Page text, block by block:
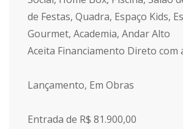
de Festas, Quadra, Espaço Kids,
Gourmet, Academia, Andar Alto
Aceita Financiamento Direto
Lançamento, Em Obras
Entrada de R$ 81.900,00